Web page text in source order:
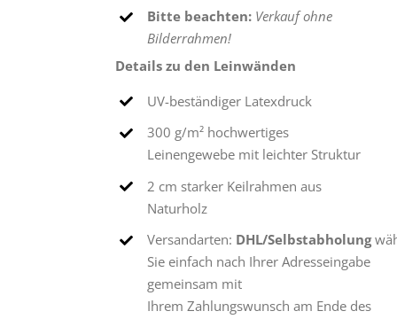
Bitte beachten: Verkauf ohne
Bilderrahmen!
Details zu den Leinwänden
UV-beständiger Latexdruck
300 g/m² hochwertiges
Leinengewebe mit leichter Struktur
2 cm starker Keilrahmen aus
Naturholz
Versandarten: DHL/Selbstabholung
Sie einfach nach Ihrer Adresseingabe
gemeinsam mit
Ihrem Zahlungswunsch am Ende des